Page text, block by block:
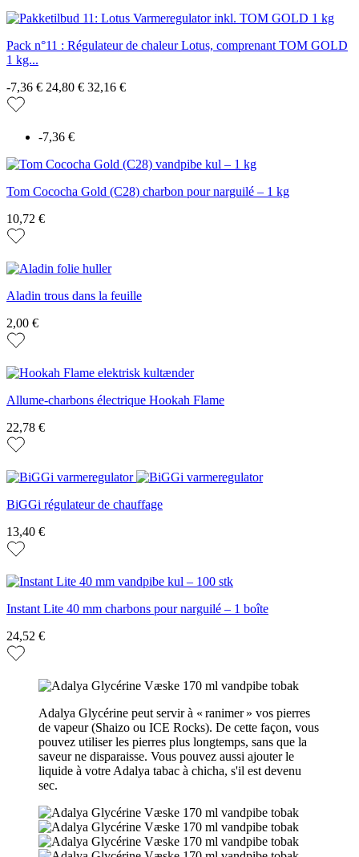
Pack n°11 : Régulateur de chaleur Lotus, comprenant TOM GOLD
1 kg...
-7,36 € 24,80 € 32,16 €
-7,36 €
Tom Cococha Gold (C28) charbon pour narguilé – 1 kg
10,72 €
Aladin trous dans la feuille
2,00 €
Allume-charbons électrique Hookah Flame
22,78 €
BiGGi régulateur de chauffage
13,40 €
Instant Lite 40 mm charbons pour narguilé – 1 boîte
24,52 €
Adalya Glycérine peut servir à « ranimer » vos pierres
de vapeur (Shaizo ou ICE Rocks). De cette façon, vous
pouvez utiliser les pierres plus longtemps, sans que la
saveur ne disparaisse. Vous pouvez aussi ajouter le
liquide à votre Adalya tabac à chicha, s'il est devenu
sec.